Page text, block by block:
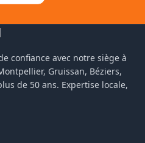
confiance avec notre siège à
Gruissan, Béziers,
de 50 ans. Expertise locale,